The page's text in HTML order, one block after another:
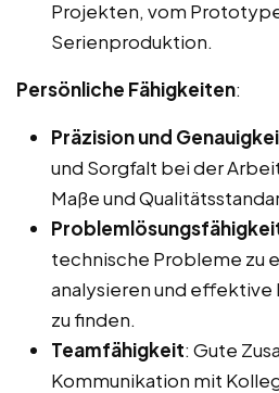
Projekten, vom
Serienproduktion.
Persönliche Fähigkeiten:
Präzision und
und Sorgfalt bei der
Maße und
technische Probleme zu
analysieren und effektive
zu finden.
Teamfähigkeit: Gute
Kommunikation mit